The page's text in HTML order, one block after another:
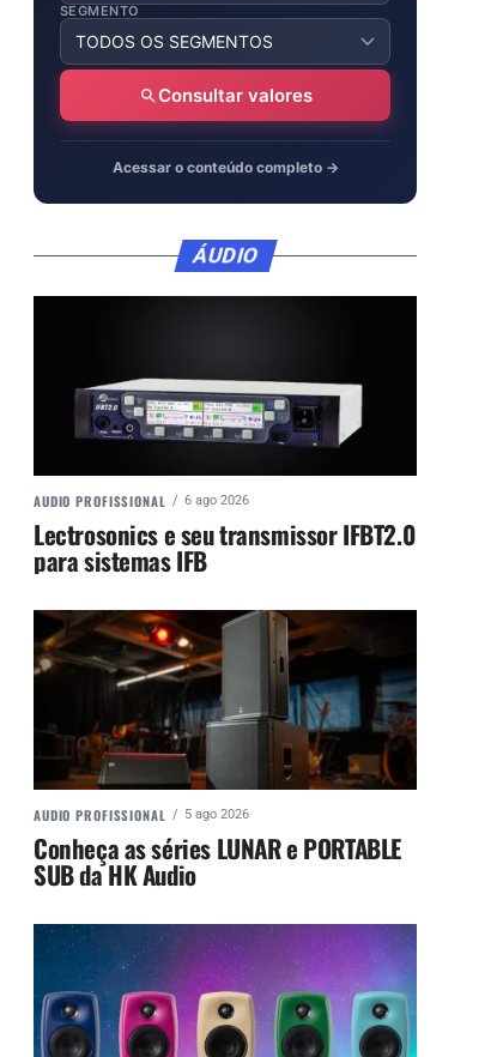
SEGMENTO
Consultar valores
Acessar o conteúdo completo →
ÁUDIO
AUDIO PROFISSIONAL 6 ago 2026
Lectrosonics e seu transmissor IFBT2.0
para sistemas IFB
AUDIO PROFISSIONAL 5 ago 2026
Conheça as séries LUNAR e PORTABLE
SUB da HK Audio